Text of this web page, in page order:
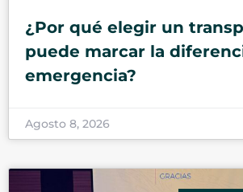
¿Por qué elegir un
puede marcar la
emergencia?
Agosto 8, 2026